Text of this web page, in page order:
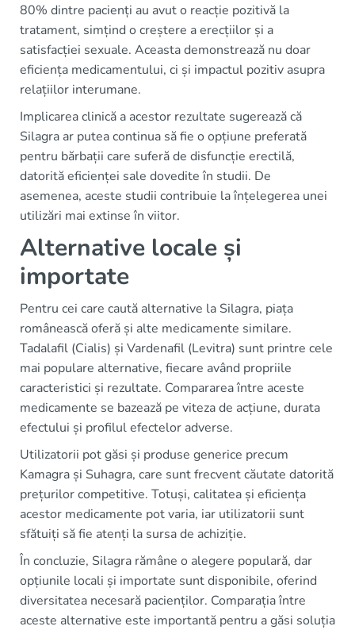
80% dintre pacienți au avut o reacție pozitivă la
tratament, simțind o creștere a erecțiilor și a
satisfacției sexuale. Aceasta demonstrează nu doar
eficiența medicamentului, ci și impactul pozitiv asupra
relațiilor interumane.
Implicarea clinică a acestor rezultate sugerează că
Silagra ar putea continua să fie o opțiune preferată
pentru bărbații care suferă de disfuncție erectilă,
datorită eficienței sale dovedite în studii. De
asemenea, aceste studii contribuie la înțelegerea unei
utilizări mai extinse în viitor.
Alternative locale și
importate
Pentru cei care caută alternative la Silagra, piața
românească oferă și alte medicamente similare.
Tadalafil (Cialis) și Vardenafil (Levitra) sunt printre cele
mai populare alternative, fiecare având propriile
caracteristici și rezultate. Compararea între aceste
medicamente se bazează pe viteza de acțiune, durata
efectului și profilul efectelor adverse.
Utilizatorii pot găsi și produse generice precum
Kamagra și Suhagra, care sunt frecvent căutate datorită
prețurilor competitive. Totuși, calitatea și eficiența
acestor medicamente pot varia, iar utilizatorii sunt
sfătuiți să fie atenți la sursa de achiziție.
În concluzie, Silagra rămâne o alegere populară, dar
opțiunile locali și importate sunt disponibile, oferind
diversitatea necesară pacienților. Comparația între
aceste alternative este importantă pentru a găsi soluția